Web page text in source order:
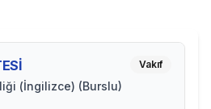
(İngilizce) (Burslu)
Vakıf